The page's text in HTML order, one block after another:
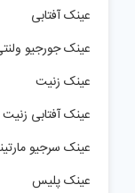
عینک آفتابی
عینک جورجیو
عینک زنیت
عینک آفتابی زنیت
عینک سرجیو
عینک پلیس